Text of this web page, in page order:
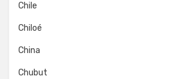
Chile
Chiloé
China
Chubut